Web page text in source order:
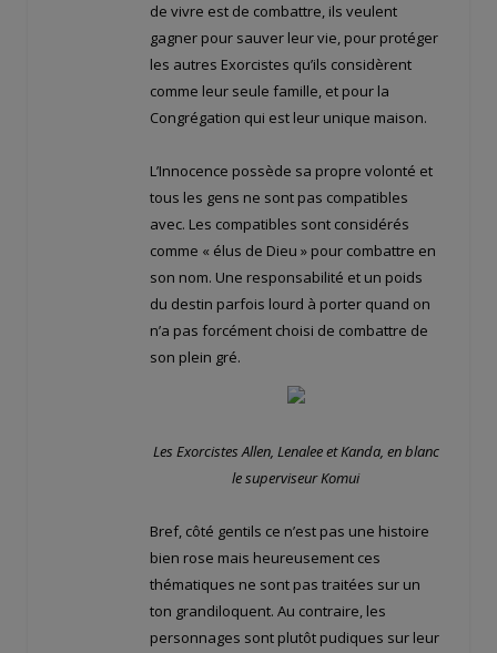
de vivre est de combattre, ils veulent
gagner pour sauver leur vie, pour protéger
les autres Exorcistes qu’ils considèrent
comme leur seule famille, et pour la
Congrégation qui est leur unique maison.
L’Innocence possède sa propre volonté et
tous les gens ne sont pas compatibles
avec. Les compatibles sont considérés
comme « élus de Dieu » pour combattre en
son nom. Une responsabilité et un poids
du destin parfois lourd à porter quand on
n’a pas forcément choisi de combattre de
son plein gré.
Les Exorcistes Allen, Lenalee et Kanda, en blanc
le superviseur Komui
Bref, côté gentils ce n’est pas une histoire
bien rose mais heureusement ces
thématiques ne sont pas traitées sur un
ton grandiloquent. Au contraire, les
personnages sont plutôt pudiques sur leur